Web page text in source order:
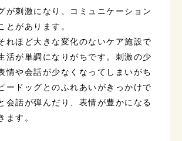
が刺激になり、コミュニケーション
とがあります。
れほど大きな変化のないケア施設で
活が単調になりがちです。刺激の少
情や会話が少なくなってしまいがち
ードッグとのふれあいがきっかけで
会話が弾んだり、表情が豊かになる
ます。